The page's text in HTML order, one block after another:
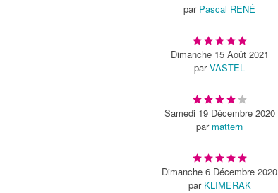
par Pascal RENÉ
Dimanche 15 Août 2021
parVASTEL
Samedi 19 Décembre 2020
par mattern
Dimanche 6 Décembre 2020
par KLIMERAK